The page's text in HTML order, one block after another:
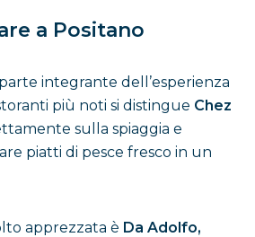
a Positano
integrante dell’esperienza
più noti si distingue Chez
sulla spiaggia e
piatti di pesce fresco in un
apprezzata è Da Adolfo,